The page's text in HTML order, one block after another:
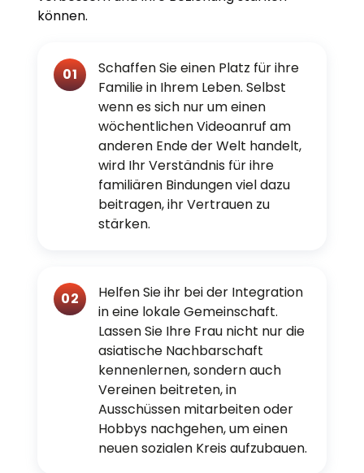
können.
01
Schaffen Sie einen Platz für ihre
Familie in Ihrem Leben. Selbst
wenn es sich nur um einen
wöchentlichen Videoanruf am
anderen Ende der Welt handelt,
wird Ihr Verständnis für ihre
familiären Bindungen viel dazu
beitragen, ihr Vertrauen zu
stärken.
02
Helfen Sie ihr bei der Integration
in eine lokale Gemeinschaft.
Lassen Sie Ihre Frau nicht nur die
asiatische Nachbarschaft
kennenlernen, sondern auch
Vereinen beitreten, in
Ausschüssen mitarbeiten oder
Hobbys nachgehen, um einen
neuen sozialen Kreis aufzubauen.